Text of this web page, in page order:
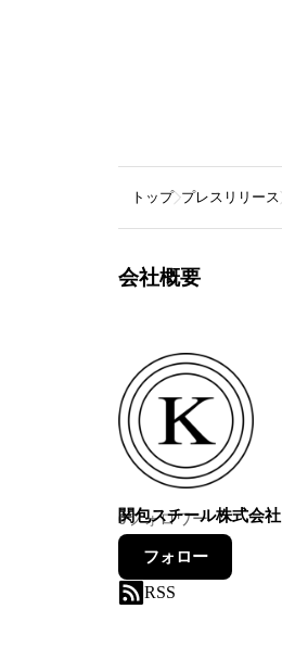
トップ プレスリリース
会社概要
関包スチール株式会社
0フォロワー
フォロー
RSS